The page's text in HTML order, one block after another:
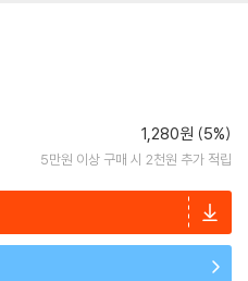
1,280원 (5%)
5만원 이상 구매 시 2천원 추가 적립